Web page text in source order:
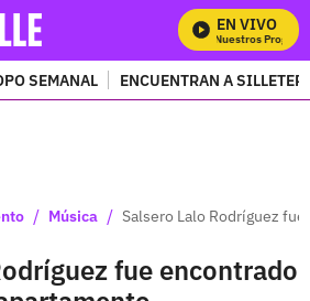
EN VIVO
Mira Todos Nuestros
SEMANAL ENCUENTRAN A
/ Música / Salsero Lalo Rodríguez
fue encontrado